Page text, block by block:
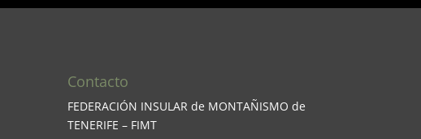
Contacto
FEDERACIÓN INSULAR de MONTAÑISMO de
TENERIFE – FIMT